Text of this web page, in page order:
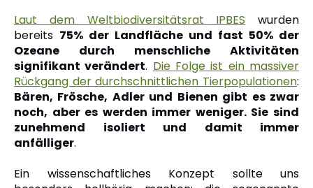
Laut dem Weltbiodiversitätsrat IPBES wurden
bereits 75% der Landfläche und fast 50% der
Ozeane durch menschliche Aktivitäten
signifikant verändert. Die Folge ist ein massiver
Rückgang der durchschnittlichen Tierpopulationen:
Bären, Frösche, Adler und Bienen gibt es zwar
noch, aber es werden immer weniger. Sie sind
zunehmend isoliert und damit immer
anfälliger.
Ein wissenschaftliches Konzept sollte uns